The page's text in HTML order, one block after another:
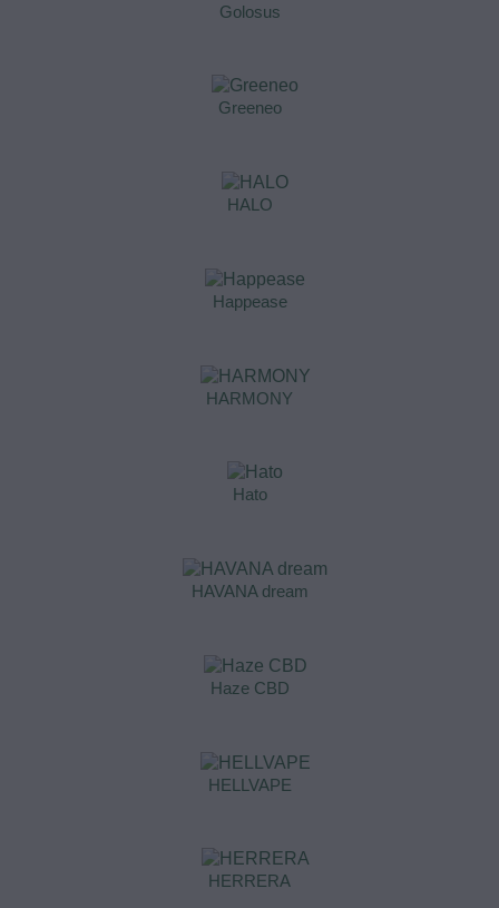
Golosus
Greeneo
HALO
Happease
HARMONY
Hato
HAVANA dream
Haze CBD
HELLVAPE
HERRERA